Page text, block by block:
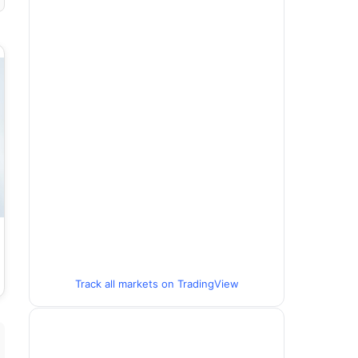
Track all markets on TradingView